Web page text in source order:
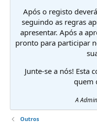
Após o registo
seguindo as regras
apresentar. Após a
pronto para participar
Junte-se a nós! Esta
quem
A
Outros